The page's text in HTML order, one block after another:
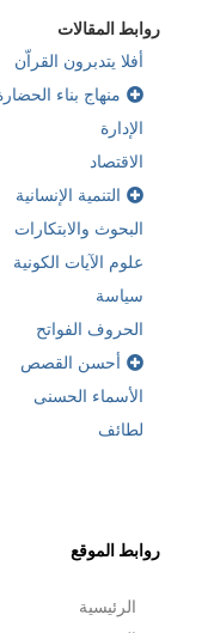
روابط المقالات
أفلا يتدبرون القراّن
منهاج بناء
الإدارة
الاقتصاد
التنمية الإنسانية
البحوث والابتكارات
علوم الآيات الكونية
سياسة
الحروف الفواتح
أحسن القصص
الأسماء الحسنى
لطائف
روابط الموقع
الرئيسية